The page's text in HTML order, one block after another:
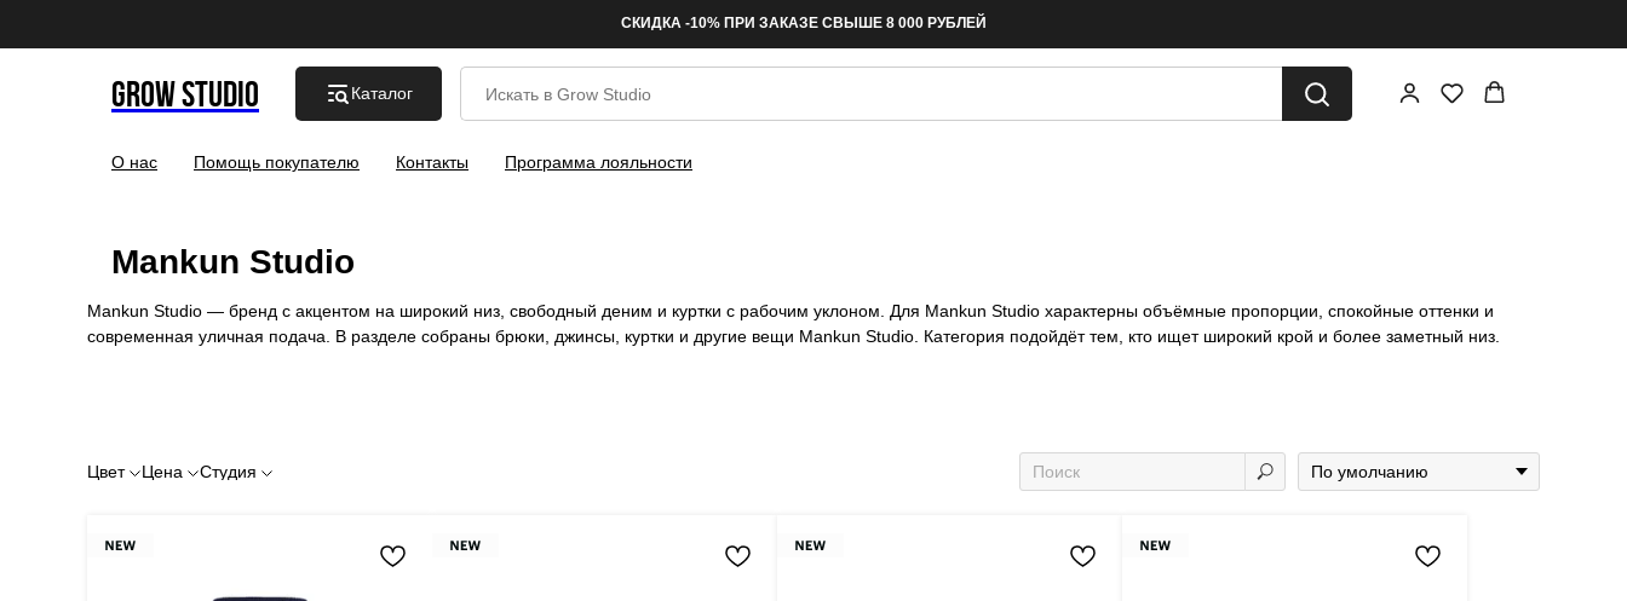
СКИДКА -10% ПРИ ЗАКАЗЕ СВЫШЕ 8 000 РУБЛЕЙ
GROW STUDIO Каталог
О нас Помощь покупателю Контакты Программа лояльности
Mankun Studio
Mankun Studio — бренд с акцентом на широкий низ, свободный деним и куртки с рабочим уклоном. Для Mankun Studio характерны объёмные пропорции, спокойные оттенки и
современная уличная подача. В разделе собраны брюки, джинсы, куртки и другие вещи Mankun Studio. Категория подойдёт тем, кто ищет широкий крой и более заметный низ.
Цвет Цена Студия